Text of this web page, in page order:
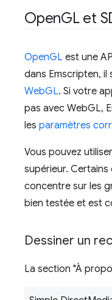
OpenGL et
OpenGL est une
dans Emscripten,
WebGL. Si votre
pas avec WebGL,
les paramètres
Vous pouvez
supérieur.
concentre sur les
bien testée et est
Dessiner un
La section "À